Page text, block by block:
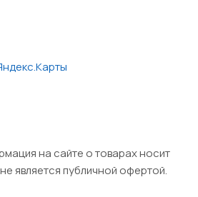
на сайте о товарах носит
является публичной офертой.